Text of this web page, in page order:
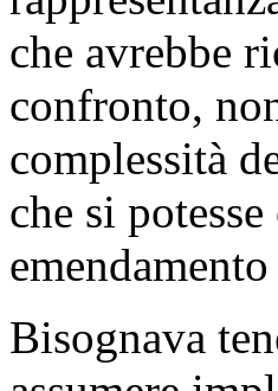
con cui si è
che avrebbe
confronto,
complessità
che si